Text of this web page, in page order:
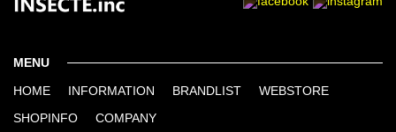
MENU
HOME INFORMATION BRANDLIST WEBSTORE
SHOPINFO COMPANY